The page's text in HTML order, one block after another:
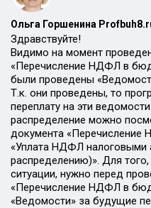
Ольга Горшенина
Здравствуйте!
Видимо на момент
«Перечисление НДФЛ в
были проведены
Т.к. они проведены, то
переплату на эти
распределение можно
документа
«Уплата НДФЛ налоговыми
распределению)». Для
ситуации, нужно перед
«Перечисление НДФЛ в
«Ведомости» за будущие